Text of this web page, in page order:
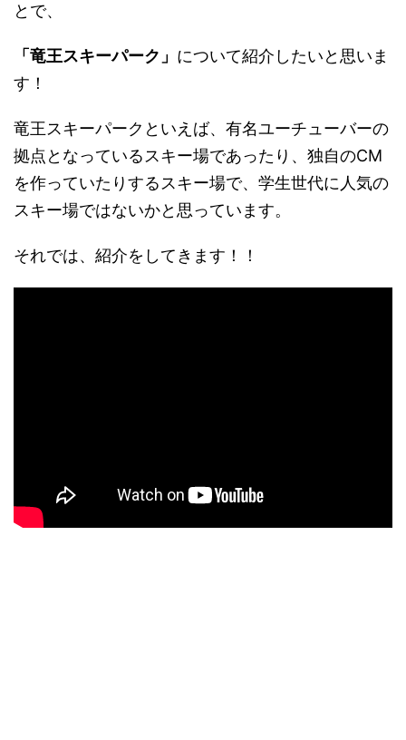
とで、
「竜王スキーパーク」 について紹介したいと思いま
す！
竜王スキーパークといえば、 有名ユーチューバーの
拠点となっているスキー場であったり、 独自のCM
を作っていたりするスキー場で、学生世代に人気の
スキー場ではないかと思っています。
それでは、紹介をしてきます！！